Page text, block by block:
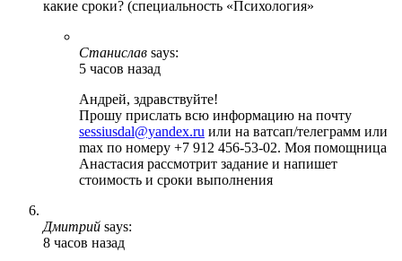
какие сроки? (специальность «Психология»
Станислав says:
5 часов назад
Андрей, здравствуйте!
Прошу прислать всю информацию на почту
sessiusdal@yandex.ru или на ватсап/телеграмм или
max по номеру +7 912 456-53-02. Моя помощница
Анастасия рассмотрит задание и напишет
стоимость и сроки выполнения
Дмитрий says:
8 часов назад